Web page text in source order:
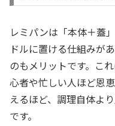
レミパンは「本体＋蓋
ドルに置ける仕組みが
のもメリットです。こ
心者や忙しい人ほど恩
えるほど、調理自体よ
です。